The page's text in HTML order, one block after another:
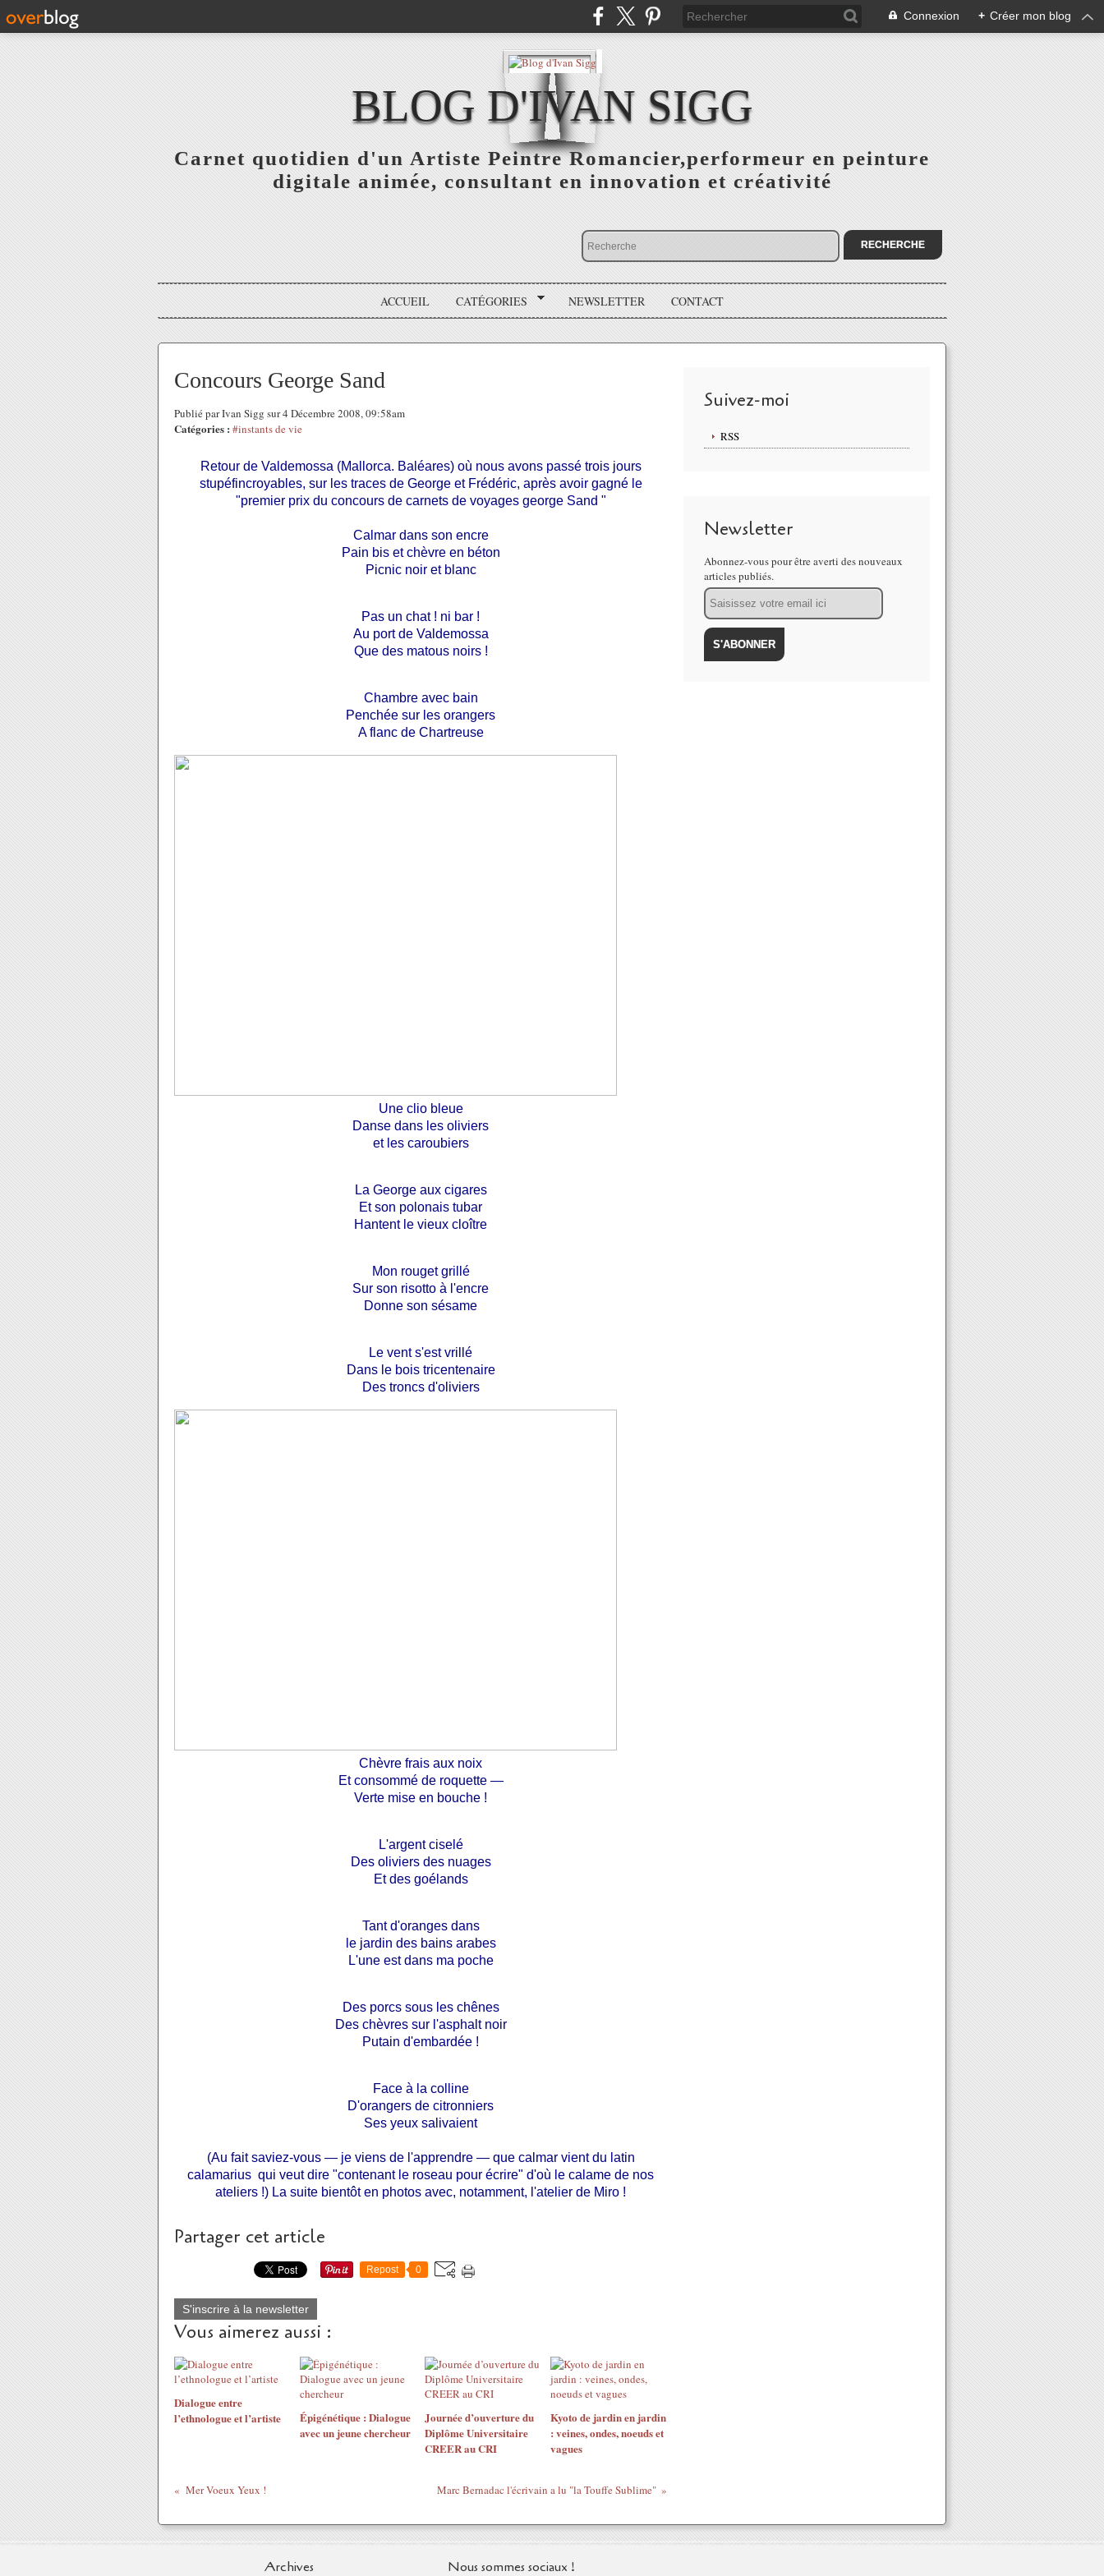
Connexion + Créer mon blog
BLOG D'IVAN SIGG
Carnet quotidien d'un Artiste Peintre Romancier,performeur en peinture
digitale animée, consultant en innovation et créativité
ACCUEIL CATÉGORIES NEWSLETTER CONTACT
Concours George Sand
Publié par Ivan Sigg sur 4 Décembre 2008, 09:58am
Catégories : #instants de vie
Retour de Valdemossa (Mallorca. Baléares) où nous avons passé trois jours
stupéfincroyables, sur les traces de George et Frédéric, après avoir gagné le
"premier prix du concours de carnets de voyages george Sand "
Calmar dans son encre
Pain bis et chèvre en béton
Picnic noir et blanc
Pas un chat ! ni bar !
Au port de Valdemossa
Que des matous noirs !
Chambre avec bain
Penchée sur les orangers
A flanc de Chartreuse
Une clio bleue
Danse dans les oliviers
et les caroubiers
La George aux cigares
Et son polonais tubar
Hantent le vieux cloître
Mon rouget grillé
Sur son risotto à l'encre
Donne son sésame
Le vent s'est vrillé
Dans le bois tricentenaire
Des troncs d'oliviers
Chèvre frais aux noix
Et consommé de roquette —
Verte mise en bouche !
L'argent ciselé
Des oliviers des nuages
Et des goélands
Tant d'oranges dans
le jardin des bains arabes
L'une est dans ma poche
Des porcs sous les chênes
Des chèvres sur l'asphalt noir
Putain d'embardée !
Face à la colline
D'orangers de citronniers
Ses yeux salivaient
(Au fait saviez-vous — je viens de l'apprendre — que calmar vient du latin
calamarius qui veut dire "contenant le roseau pour écrire" d'où le calame de nos
ateliers !) La suite bientôt en photos avec, notamment, l'atelier de Miro !
Partager cet article
Repost 0
S'inscrire à la newsletter
Vous aimerez aussi :
Dialogue entre
l’ethnologue et l’artiste
Épigénétique : Dialogue
avec un jeune chercheur
Journée d’ouverture du
Diplôme Universitaire
CREER au CRI
Kyoto de jardin en jardin
: veines, ondes, noeuds et
vagues
Mer Voeux Yeux ! Marc Bernadac l'écrivain a lu "la Touffe Sublime"
Suivez-moi
RSS
Newsletter
Abonnez-vous pour être averti des nouveaux
articles publiés.
Email
Archives Nous sommes sociaux !